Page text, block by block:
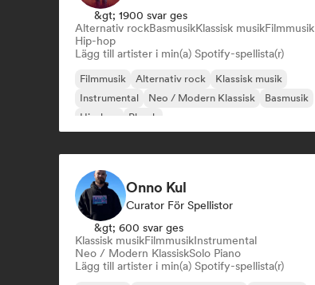
&gt; 1900 svar ges
Alternativ rockBasmusikKlassisk musikFilmmusik
Hip-hop
Lägg till artister i min(a) Spotify-spellista(r)
Filmmusik Alternativ rock
Klassisk musik
Instrumental
Neo / Modern Klassisk
Basmusik
Hip-hop
Phonk
Onno Kul
Curator För Spellistor
&gt; 600 svar ges
Klassisk musikFilmmusikInstrumental
Neo / Modern KlassiskSolo Piano
Lägg till artister i min(a) Spotify-spellista(r)